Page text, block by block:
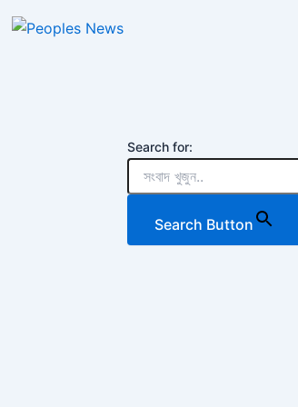
Search for:
Search Button